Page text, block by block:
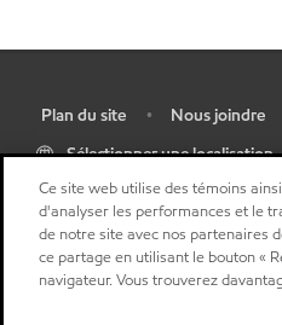
Plan du site • Nous joindre
Sélectionner une localisation
Ce site web utilise des témoins
d'analyser les performances et le
de notre site avec nos partenaires
ce partage en utilisant le bouton «
navigateur. Vous trouverez